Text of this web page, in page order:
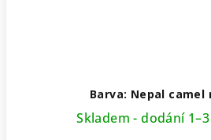
Barva: Nepal camel
Skladem - dodání